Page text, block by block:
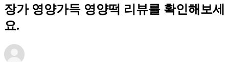
장가 영양가득 영양떡 리뷰를 확인해보세
요.